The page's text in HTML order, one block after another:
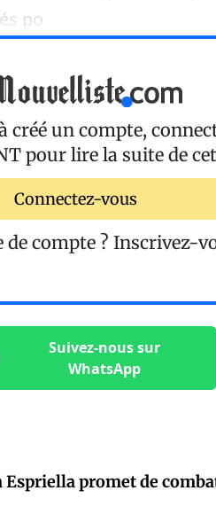
po
créé un compte,
pour lire la suite de
Connectez-vous
de compte ? Inscrivez-
Suivez-nous sur
WhatsApp
Espriella promet de